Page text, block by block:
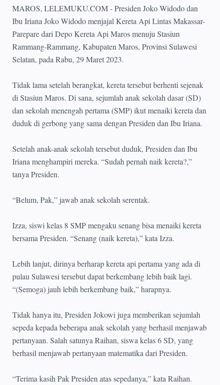
MAROS, LELEMUKU.COM - Presiden Joko Widodo dan
Ibu Iriana Joko Widodo menjajal Kereta Api Lintas Makassar-
Parepare dari Depo Kereta Api Maros menuju Stasiun
Rammang-Rammang, Kabupaten Maros, Provinsi Sulawesi
Selatan, pada Rabu, 29 Maret 2023.
Tidak lama setelah berangkat, kereta tersebut berhenti sejenak
di Stasiun Maros. Di sana, sejumlah anak sekolah dasar (SD)
dan sekolah menengah pertama (SMP) ikut menaiki kereta dan
duduk di gerbong yang sama dengan Presiden dan Ibu Iriana.
Setelah anak-anak sekolah tersebut duduk, Presiden dan Ibu
Iriana menghampiri mereka. “Sudah pernah naik kereta?,”
tanya Presiden.
“Belum, Pak,” jawab anak sekolah serentak.
Izza, siswi kelas 8 SMP mengaku senang bisa menaiki kereta
bersama Presiden. “Senang (naik kereta),” kata Izza.
Lebih lanjut, dirinya berharap kereta api pertama yang ada di
pulau Sulawesi tersebut dapat berkembang lebih baik lagi.
“(Semoga) jauh lebih berkembang baik,” harapnya.
Tidak hanya itu, Presiden Jokowi juga memberikan sejumlah
sepeda kepada beberapa anak sekolah yang berhasil menjawab
pertanyaan. Salah satunya Raihan, siswa kelas 6 SD, yang
berhasil menjawab pertanyaan matematika dari Presiden.
“Terima kasih Pak Presiden atas sepedanya,” kata Raihan.